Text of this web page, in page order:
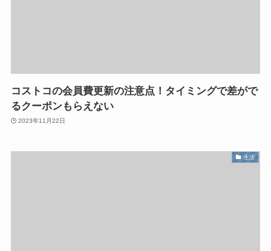
コストコの会員費更新の注意点！タイミングで差がで
るクーポンもらえない
2023年11月22日
生活